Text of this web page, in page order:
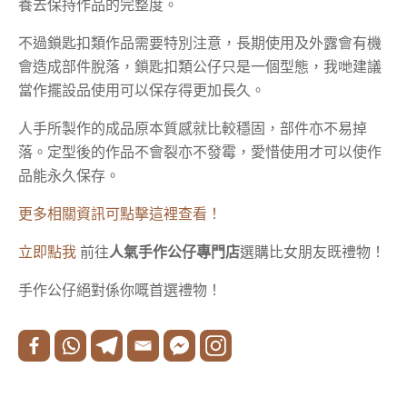
養去保持作品的完整度。
不過鎖匙扣類作品需要特別注意，長期使用及外露會有機
會造成部件脫落，鎖匙扣類公仔只是一個型態，我哋建議
當作擺設品使用可以保存得更加長久。
人手所製作的成品原本質感就比較穩固，部件亦不易掉
落。定型後的作品不會裂亦不發霉，愛惜使用才可以使作
品能永久保存。
更多相關資訊可點擊這裡查看！
立即點我前往人氣手作公仔專門店選購比女朋友既禮物！
手作公仔絕對係你嘅首選禮物！